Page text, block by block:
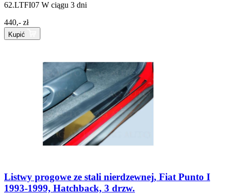
62.LTFI07 W ciągu 3 dni
440,- zł
Kupić
Listwy progowe ze stali nierdzewnej, Fiat Punto I
1993-1999, Hatchback, 3 drzw.